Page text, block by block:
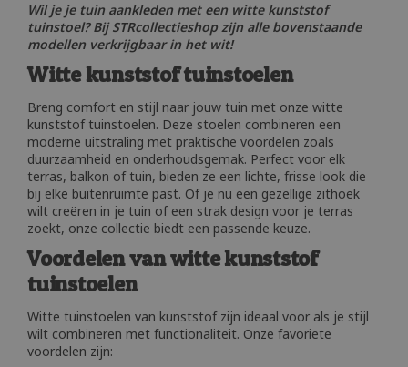
Wil je je tuin aankleden met een witte kunststof
tuinstoel? Bij STRcollectieshop zijn alle bovenstaande
modellen verkrijgbaar in het wit!
Witte kunststof tuinstoelen
Breng comfort en stijl naar jouw tuin met onze witte
kunststof tuinstoelen. Deze stoelen combineren een
moderne uitstraling met praktische voordelen zoals
duurzaamheid en onderhoudsgemak. Perfect voor elk
terras, balkon of tuin, bieden ze een lichte, frisse look die
bij elke buitenruimte past. Of je nu een gezellige zithoek
wilt creëren in je tuin of een strak design voor je terras
zoekt, onze collectie biedt een passende keuze.
Voordelen van witte kunststof
tuinstoelen
Witte tuinstoelen van kunststof zijn ideaal voor als je stijl
wilt combineren met functionaliteit. Onze favoriete
voordelen zijn: